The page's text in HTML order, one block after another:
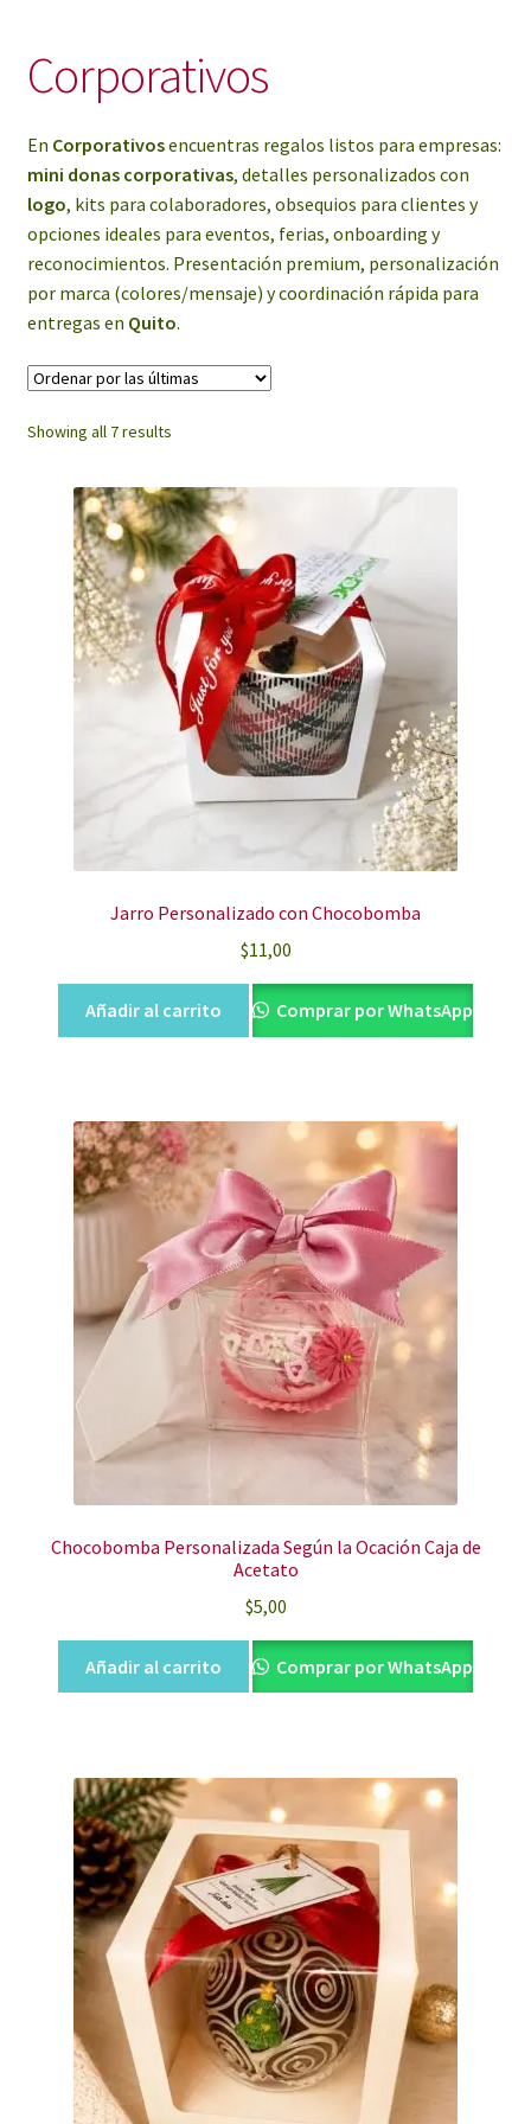
Corporativos
En Corporativosencuentras regalos listos para empresas:
mini donas corporativas, detalles personalizados con
logo, kits para colaboradores, obsequios para clientes y
opciones ideales para eventos, ferias, onboarding y
reconocimientos. Presentación premium, personalización
por marca (colores/mensaje) y coordinación rápida para
entregas en Quito.
Showing all 7 resultsSorted
latest
Jarro Personalizado con Chocobomba
$11,00
Añadir al carrito Comprar por WhatsApp
Chocobomba Personalizada Según la Ocación Caja de
Acetato
$5,00
Añadir al carrito Comprar por WhatsApp